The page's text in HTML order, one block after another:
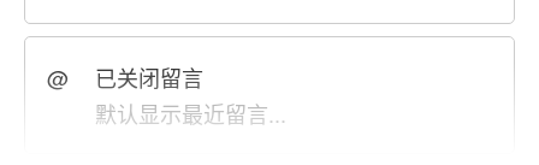
@
已关闭留言
默认显示最近留言...